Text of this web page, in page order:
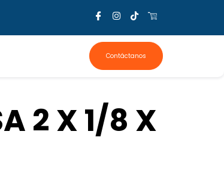
Contáctanos
2 X 1/8 X